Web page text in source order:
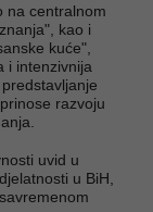
na centralnom
kao i
kuće",
i intenzivnija
razvoju
uvid u
u BiH,